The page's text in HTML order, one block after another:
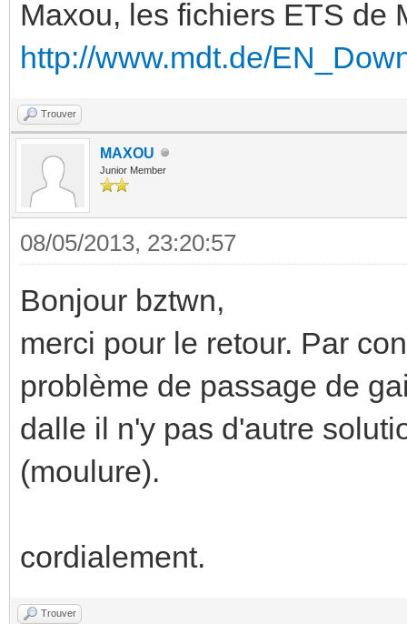
Maxou, les fichiers ETS de
http://www.mdt.de/
Trouver
MAXOU
Junior Member
08/05/2013, 23:20:57
Bonjour bztwn,
merci pour le retour. Par
problème de passage de
dalle il n'y pas d'autre
(moulure).
cordialement.
Trouver